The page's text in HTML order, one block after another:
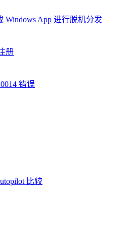
Windows App 进行脱机分发
册
错误
比较